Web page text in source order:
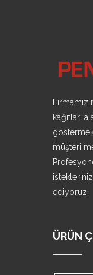
Firmamız
kağıtları
müşteri
ediyoruz.
ÜRÜN